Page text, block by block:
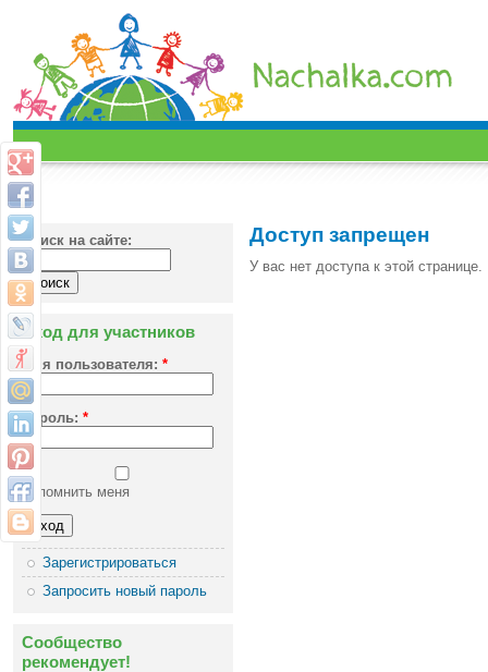
Поиск на сайте:
Вход для участников
Имя пользователя: *
Пароль: *
Запомнить меня
Зарегистрироваться
Запросить новый пароль
Сообщество
рекомендует!
Доступ запрещен
У вас нет доступа к этой странице.